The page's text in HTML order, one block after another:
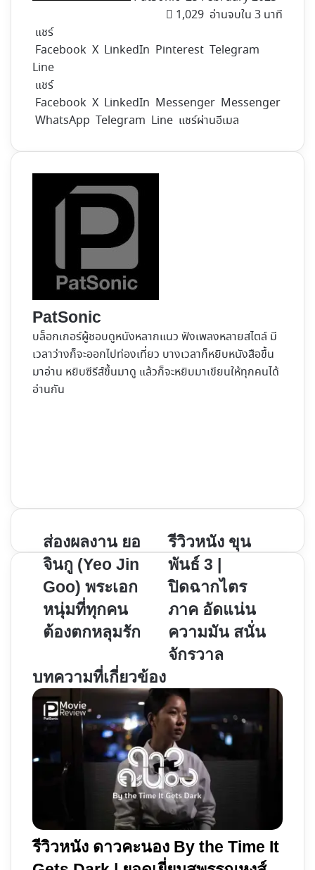
1,029 อ่านจบใน 3 นาที
แชร์
Facebook X LinkedIn Pinterest Telegram
Line
แชร์
Facebook X LinkedIn Messenger Messenger
WhatsApp Telegram Line แชร์ผ่านอีเมล
PatSonic
บล็อกเกอร์ผู้ชอบดูหนังหลากแนว ฟังเพลงหลายสไตล์ มี
เวลาว่างก็จะออกไปท่องเที่ยว บางเวลาก็หยิบหนังสือขึ้น
มาอ่าน หยิบซีรีส์ขึ้นมาดู แล้วก็จะหยิบมาเขียนให้ทุกคนได้
อ่านกัน
ส่อง
ผล
งาน
ยอ
จิ
นกู
Goo)
พระเอก
หนุ่ม
ที่
ทุก
คน
ส่องผลงาน ยอ
จินกู (Yeo Jin
Goo) พระเอก
หนุ่มที่ทุกคน
ต้องตกหลุมรัก
รีวิว
หนัง
ขุน
พันธ์
3
|
ปิดฉาก
ไตร
อัด
แน่น
ความ
มัน
สนั่น
จักรวาล
รีวิวหนัง ขุน
พันธ์ 3 |
ปิดฉากไตร
ภาค อัดแน่น
ความมัน สนั่น
จักรวาล
บทความที่เกี่ยวข้อง
รีวิวหนัง ดาวคะนอง By the Time It